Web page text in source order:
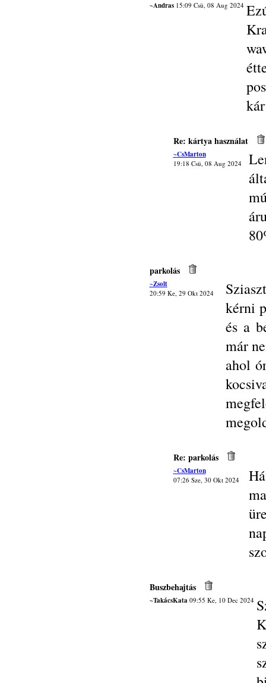
~Andras15:09 Csü, 08 Aug 2024
Re: kártya használat
~CsMarton
19:18 Csü, 08 Aug 2024
parkolás
~Zsolt
20:59 Ke, 29 Okt 2024
kérni
és a
már
ahol
Re: parkolás
~CsMarton
07:26 Sze, 30 Okt 2024
Buszbehajtás
~TakácsKata09:55 Ke, 10 Dec 2024